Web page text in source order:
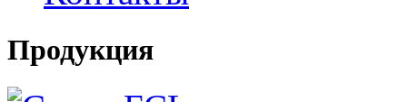
Продукция